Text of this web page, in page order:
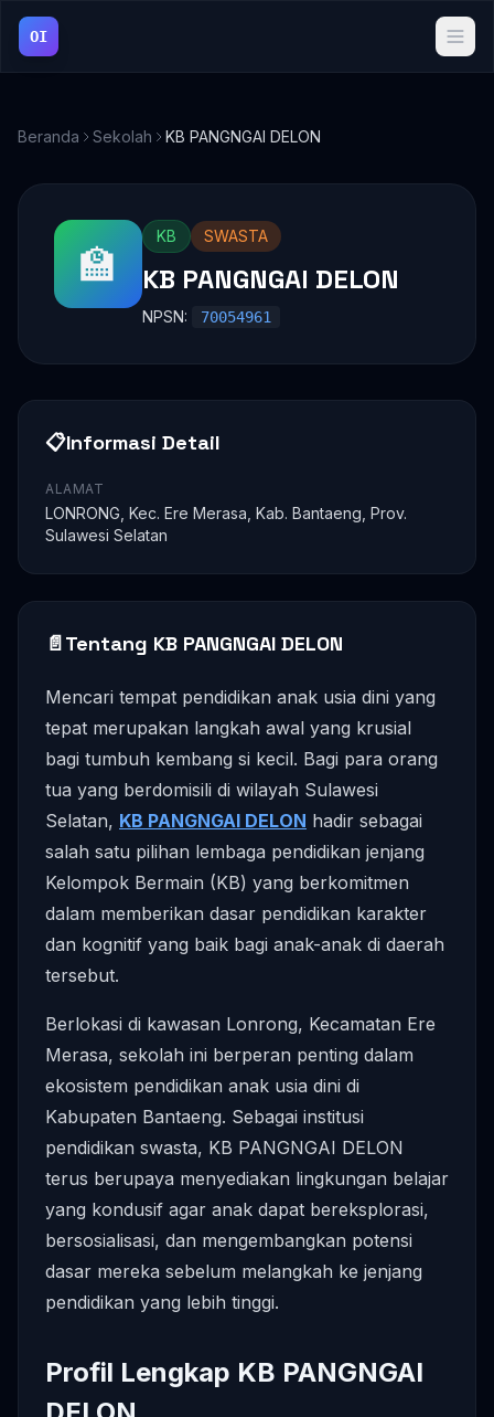
OI
Beranda Sekolah KB PANGNGAI DELON
🏫
KB SWASTA
KB PANGNGAI DELON
NPSN: 70054961
📋Informasi Detail
ALAMAT
LONRONG, Kec. Ere Merasa, Kab. Bantaeng, Prov.
Sulawesi Selatan
📄Tentang KB PANGNGAI DELON
Mencari tempat pendidikan anak usia dini yang
tepat merupakan langkah awal yang krusial
bagi tumbuh kembang si kecil. Bagi para orang
tua yang berdomisili di wilayah Sulawesi
Selatan, KB PANGNGAI DELON hadir sebagai
salah satu pilihan lembaga pendidikan jenjang
Kelompok Bermain (KB) yang berkomitmen
dalam memberikan dasar pendidikan karakter
dan kognitif yang baik bagi anak-anak di daerah
tersebut.
Berlokasi di kawasan Lonrong, Kecamatan Ere
Merasa, sekolah ini berperan penting dalam
ekosistem pendidikan anak usia dini di
Kabupaten Bantaeng. Sebagai institusi
pendidikan swasta, KB PANGNGAI DELON
terus berupaya menyediakan lingkungan belajar
yang kondusif agar anak dapat bereksplorasi,
bersosialisasi, dan mengembangkan potensi
dasar mereka sebelum melangkah ke jenjang
pendidikan yang lebih tinggi.
Profil Lengkap KB PANGNGAI